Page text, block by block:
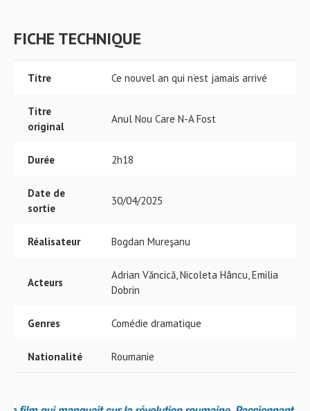
FICHE TECHNIQUE
Titre Ce nouvel an qui n’est jamais arrivé
Titre
original
Anul Nou Care N-A Fost
Durée 2h18
Date de
sortie
30/04/2025
Réalisateur Bogdan Mureşanu
Acteurs
Adrian Văncică, Nicoleta Hâncu, Emilia
Dobrin
Genres Comédie dramatique
Nationalité Roumanie